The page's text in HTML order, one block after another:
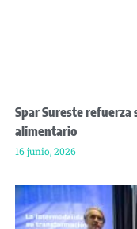
Spar Sureste
alimentario
16 junio, 2026